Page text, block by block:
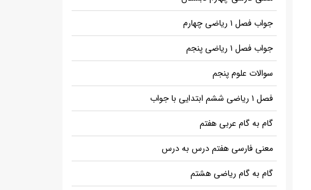
جواب فصل ۱ ریاضی چهارم
جواب فصل ۱ ریاضی پنجم
سوالات علوم پنجم
فصل ۱ ریاضی ششم ابتدایی با جواب
گام به گام عربی هفتم
معنی فارسی هفتم درس به درس
گام به گام ریاضی هشتم